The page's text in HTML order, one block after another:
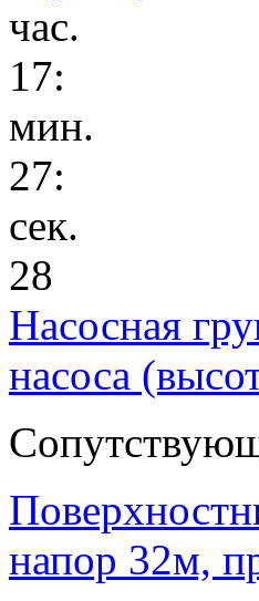
час.
17:
мин.
27:
сек.
28
Насосная
насоса
напор 32м,